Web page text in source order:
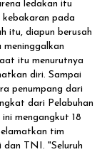
ledakan itu
pada
itu, diapun berusah
itu menurutnya
diri. Sampai
penumpang dari
dari Pelabuhan
mengangkut 18
tim
dan TNI. "Seluruh